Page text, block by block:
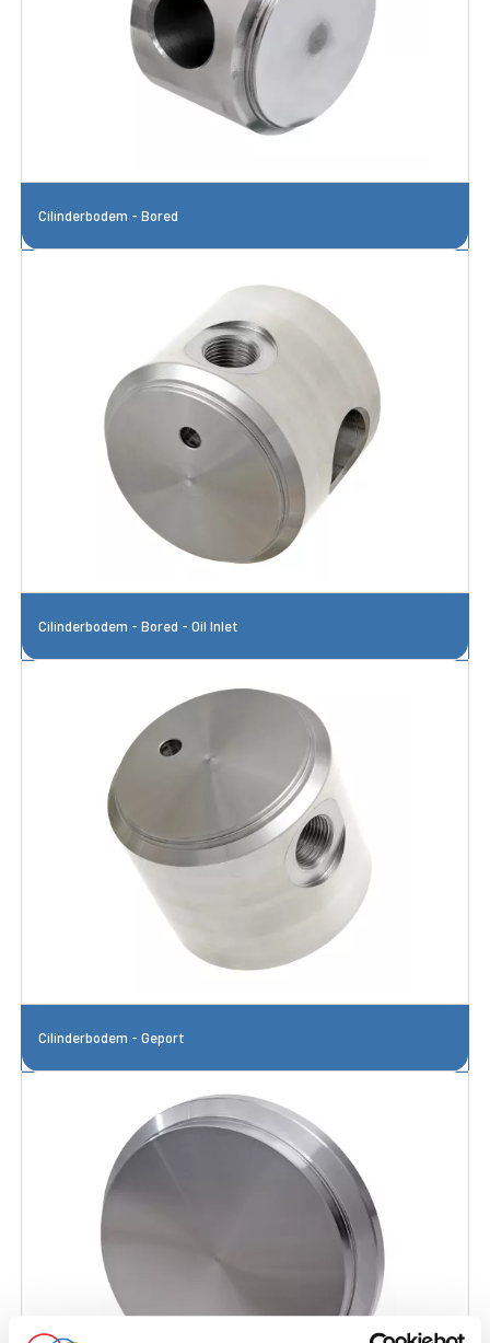
Cilinderbodem - Bored
Cilinderbodem - Bored - Oil Inlet
Cilinderbodem - Geport